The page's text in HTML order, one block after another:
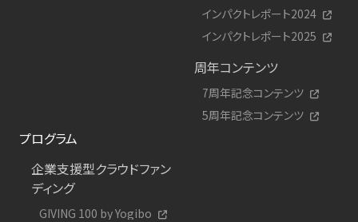
インパクトレポート2024
インパクトレポート2025
周年コンテンツ
7周年記念コンテンツ
5周年記念コンテンツ
プログラム
企業支援型クラウドファン
ディング
GIVING 100 by Yogibo